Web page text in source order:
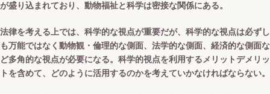
が盛り込まれており、動物福祉と科学は密接な関係にある。
法律を考える上では、科学的な視点が重要だが、科学的な視点は必ずし
も万能ではなく動物観・倫理的な側面、法学的な側面、経済的な側面な
ど多角的な視点が必要になる。科学的視点を利用するメリットデメリッ
トを含めて、どのように活用するのかを考えていかなければならない。